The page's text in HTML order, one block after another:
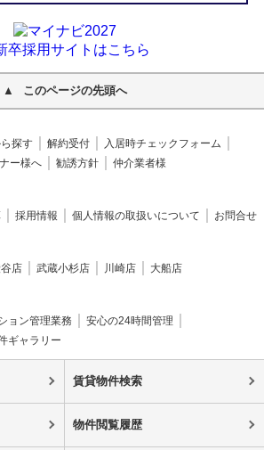
卒採用サイトはこちら
このページの先頭へ
探す 解約受付
入居時チェックフォーム
ー様へ 勧誘方針 仲介業者様
採用情報 個人情報の取扱いについて お問合せ
店 武蔵小杉店 川崎店 大船店
ョン管理業務
安心の24時間管理
ギャラリー
賃貸物件検索
物件閲覧履歴